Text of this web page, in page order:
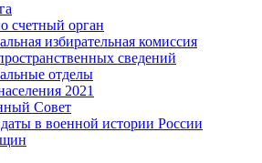
счетный орган
избирательная комиссия
сведений
отделы
2021
Совет
в военной истории России